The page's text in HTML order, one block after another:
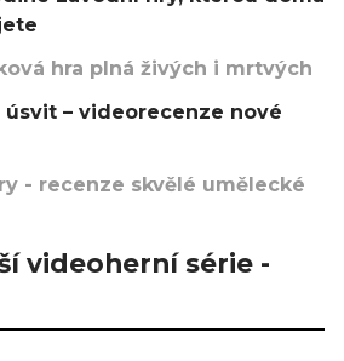
hra plná živých i mrtvých
úsvit – videorecenze nové
- recenze skvělé umělecké
videoherní série -